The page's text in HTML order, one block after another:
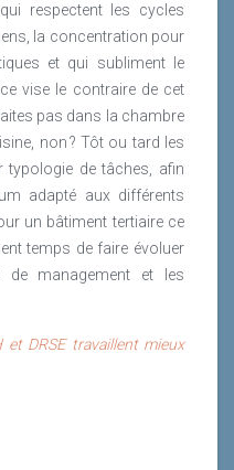
respectent les cycles
la concentration pour
et qui subliment le
vise le contraire de cet
pas dans la chambre
non ? Tôt ou tard les
typologie de tâches, afin
adapté aux différents
un bâtiment tertiaire ce
temps de faire évoluer
de management et les
DRSE travaillent mieux